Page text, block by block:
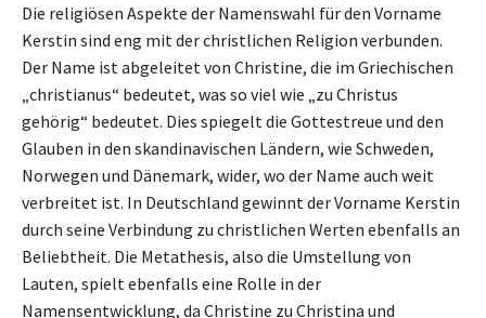
Die religiösen Aspekte der Namenswahl für den Vorname
Kerstin sind eng mit der christlichen Religion verbunden.
Der Name ist abgeleitet von Christine, die im Griechischen
„christianus“ bedeutet, was so viel wie „zu Christus
gehörig“ bedeutet. Dies spiegelt die Gottestreue und den
Glauben in den skandinavischen Ländern, wie Schweden,
Norwegen und Dänemark, wider, wo der Name auch weit
verbreitet ist. In Deutschland gewinnt der Vorname Kerstin
durch seine Verbindung zu christlichen Werten ebenfalls an
Beliebtheit. Die Metathesis, also die Umstellung von
Lauten, spielt ebenfalls eine Rolle in der
Namensentwicklung, da Christine zu Christina und